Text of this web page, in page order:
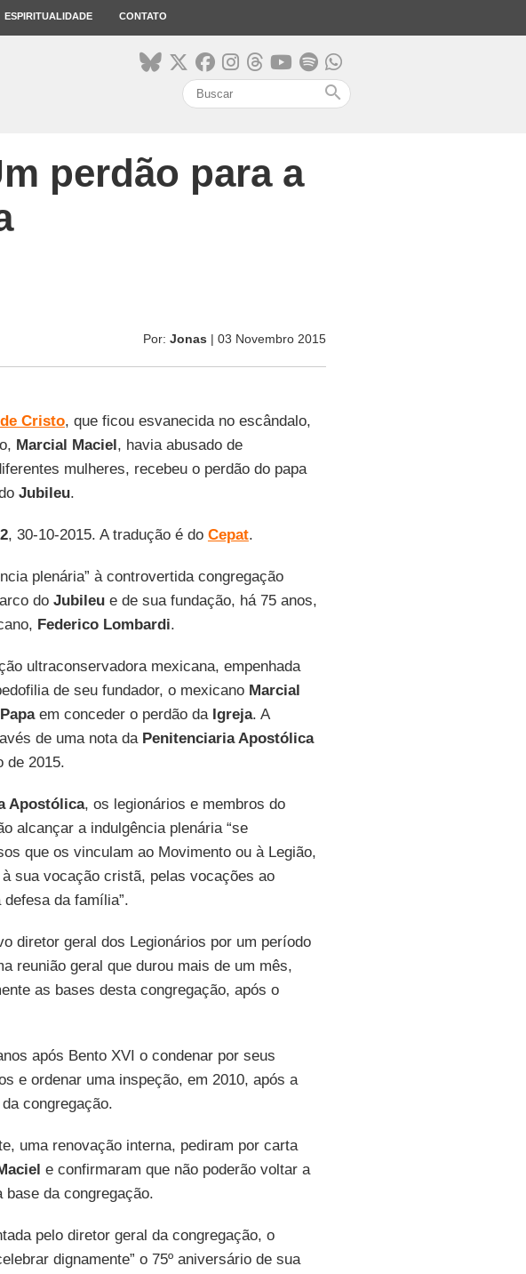
ESPIRITUALIDADE CONTATO
search
perdão para a
Por: Jonas | 03 Novembro 2015
Cristo, que ficou esvanecida no escândalo,
Marcial Maciel, havia abusado de
mulheres, recebeu o perdão do papa
Jubileu.
, 30-10-2015. A tradução é do Cepat.
plenária” à controvertida congregação
do Jubileue de sua fundação, há 75 anos,
Federico Lombardi.
ultraconservadora mexicana, empenhada
de seu fundador, o mexicano Marcial
Papaem conceder o perdão da Igreja. A
de uma nota da Penitenciaria Apostólica
de 2015.
Apostólica, os legionários e membros do
alcançar a indulgência plenária “se
que os vinculam ao Movimento ou à Legião,
sua vocação cristã, pelas vocações ao
da família”.
diretor geral dos Legionários por um período
reunião geral que durou mais de um mês,
as bases desta congregação, após o
após Bento XVI o condenar por seus
e ordenar uma inspeção, em 2010, após a
congregação.
uma renovação interna, pediram por carta
e confirmaram que não poderão voltar a
base da congregação.
pelo diretor geral da congregação, o
dignamente” o 75º aniversário de sua